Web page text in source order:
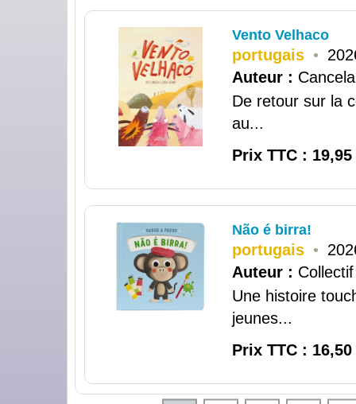
Vento Velhaco
portugais •
Auteur :
De retour sur la
au...
Prix TTC : 19,95
Não é birra!
portugais •
Auteur : Collectif
Une histoire
jeunes...
Prix TTC : 16,50